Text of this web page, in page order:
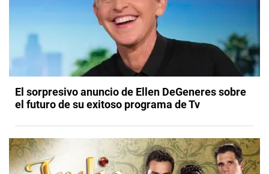
El sorpresivo anuncio de Ellen DeGeneres sobre
el futuro de su exitoso programa de Tv